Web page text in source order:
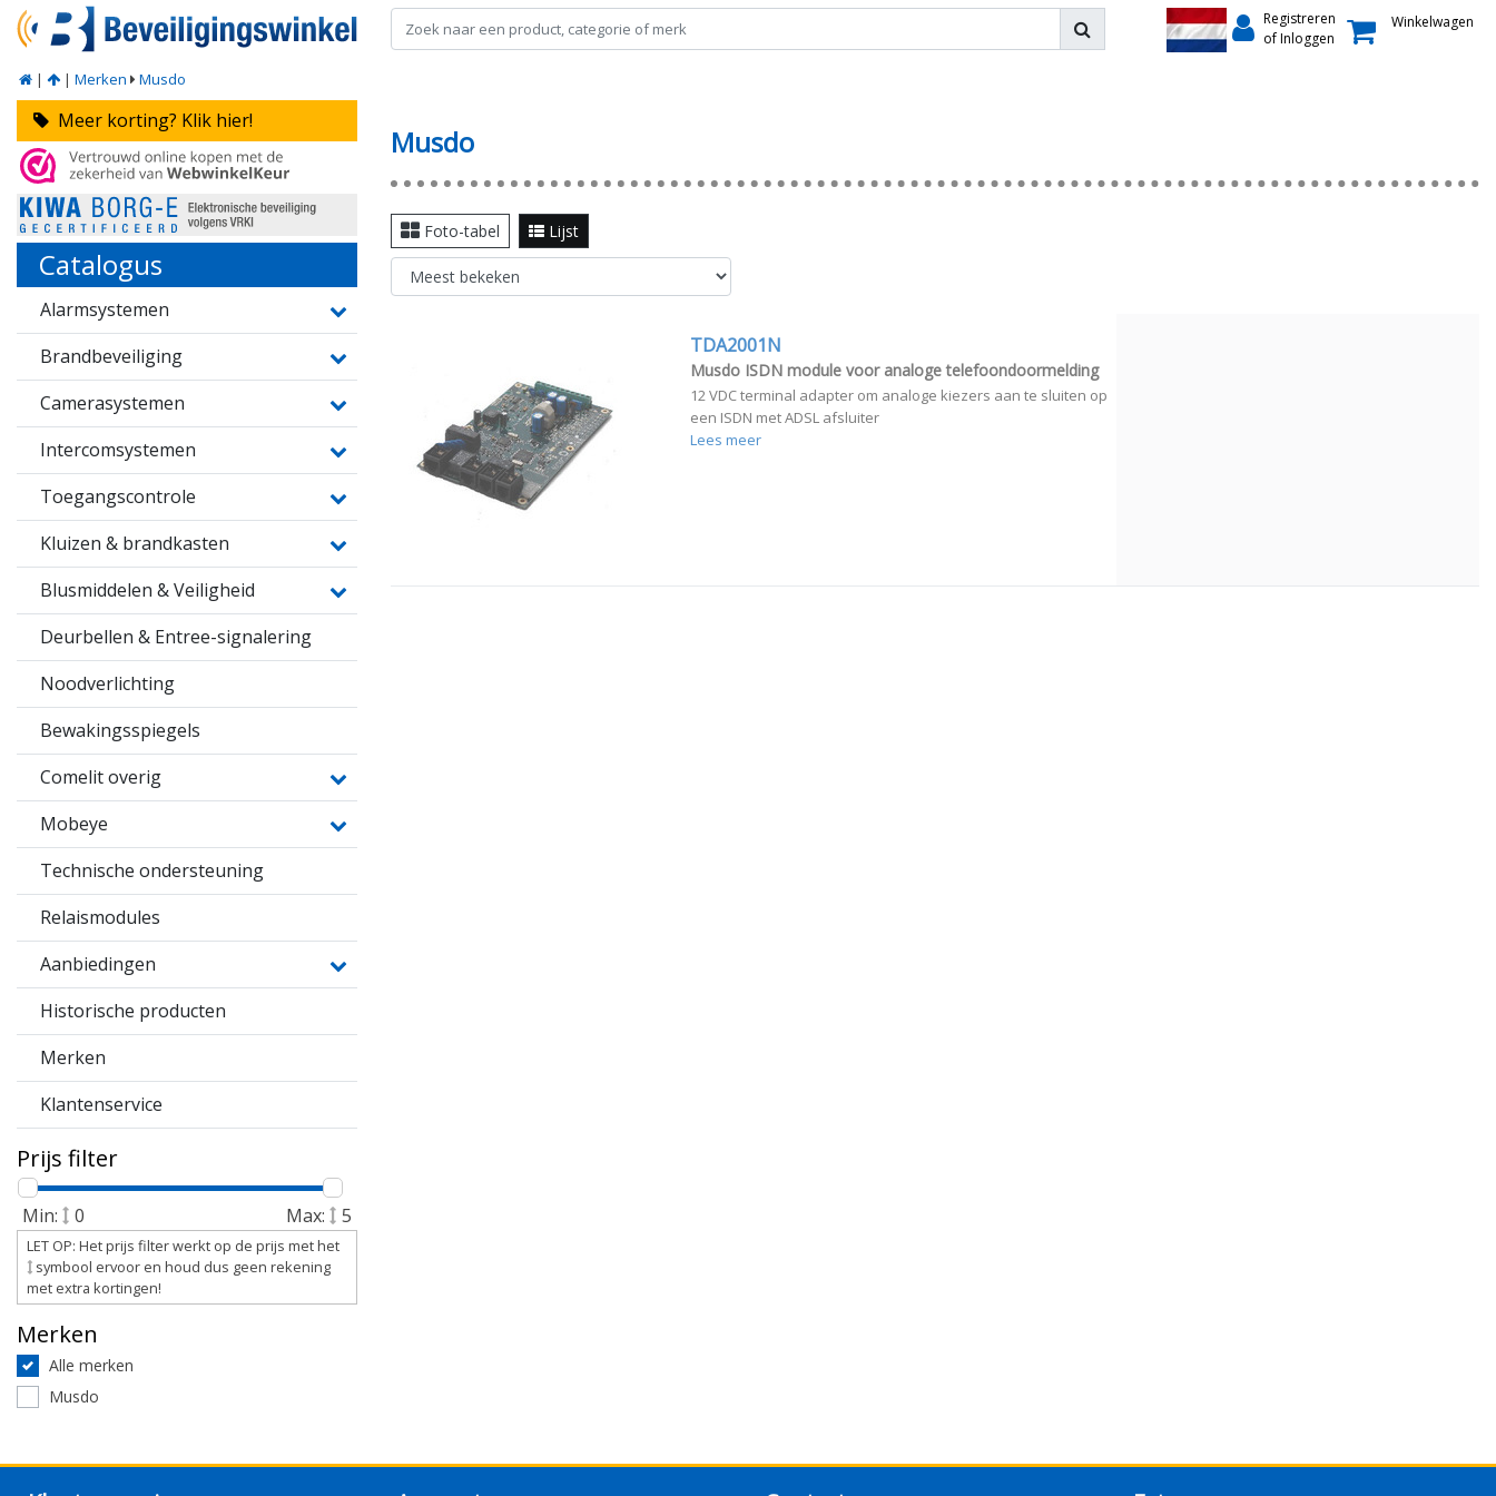
Registreren
of Inloggen
Winkelwagen
| | Merken Musdo
Meer korting? Klik hier!
Catalogus
Alarmsystemen
Brandbeveiliging
Camerasystemen
Intercomsystemen
Toegangscontrole
Kluizen & brandkasten
Blusmiddelen & Veiligheid
Deurbellen & Entree-signalering
Noodverlichting
Bewakingsspiegels
Comelit overig
Mobeye
Technische ondersteuning
Relaismodules
Aanbiedingen
Historische producten
Merken
Klantenservice
Prijs filter
Min: 0 Max: 5
LET OP: Het prijs filter werkt op de prijs met het
symbool ervoor en houd dus geen rekening
met extra kortingen!
Merken
Alle merken
Musdo
Musdo
Foto-tabel Lijst
TDA2001N
Musdo ISDN module voor analoge telefoondoormelding
12 VDC terminal adapter om analoge kiezers aan te sluiten op
een ISDN met ADSL afsluiter
Lees meer